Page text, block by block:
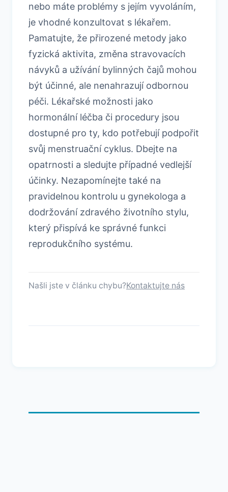
nebo máte problémy s jejím vyvoláním,
je vhodné konzultovat s lékařem.
Pamatujte, že přirozené metody jako
fyzická aktivita, změna stravovacích
návyků a užívání bylinných čajů mohou
být účinné, ale nenahrazují odbornou
péči. Lékařské možnosti jako
hormonální léčba či procedury jsou
dostupné pro ty, kdo potřebují podpořit
svůj menstruační cyklus. Dbejte na
opatrnosti a sledujte případné vedlejší
účinky. Nezapomínejte také na
pravidelnou kontrolu u gynekologa a
dodržování zdravého životního stylu,
který přispívá ke správné funkci
reprodukčního systému.
Našli jste v článku chybu?Kontaktujte nás